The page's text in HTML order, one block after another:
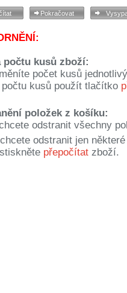
počtu kusů zboží:
počet kusů
počtu kusů použít tlačítko
položek z košíku:
odstranit všechny
odstranit jen
přepočítat zboží.